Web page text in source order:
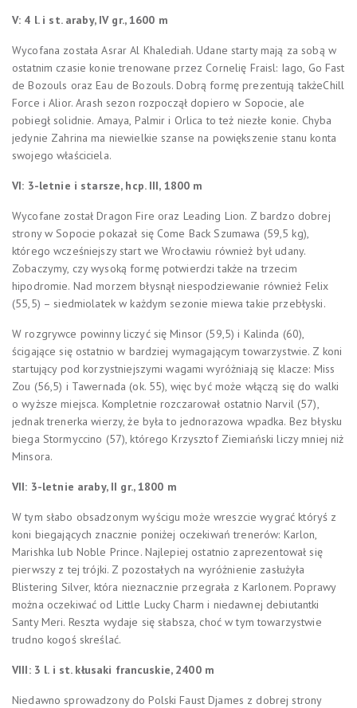
V: 4 l. i st. araby, IV gr., 1600 m
Wycofana została Asrar Al Khalediah. Udane starty mają za sobą w
ostatnim czasie konie trenowane przez Cornelię Fraisl: Iago, Go Fast
de Bozouls oraz Eau de Bozouls. Dobrą formę prezentują takżeChill
Force i Alior. Arash sezon rozpoczął dopiero w Sopocie, ale
pobiegł solidnie. Amaya, Palmir i Orlica to też niezłe konie. Chyba
jedynie Zahrina ma niewielkie szanse na powiększenie stanu konta
swojego właściciela.
VI: 3-letnie i starsze, hcp. III, 1800 m
Wycofane został Dragon Fire oraz Leading Lion. Z bardzo dobrej
strony w Sopocie pokazał się Come Back Szumawa (59,5 kg),
którego wcześniejszy start we Wrocławiu również był udany.
Zobaczymy, czy wysoką formę potwierdzi także na trzecim
hipodromie. Nad morzem błysnął niespodziewanie również Felix
(55,5) – siedmiolatek w każdym sezonie miewa takie przebłyski.
W rozgrywce powinny liczyć się Minsor (59,5) i Kalinda (60),
ścigające się ostatnio w bardziej wymagającym towarzystwie. Z koni
startujący pod korzystniejszymi wagami wyróżniają się klacze: Miss
Zou (56,5) i Tawernada (ok. 55), więc być może włączą się do walki
o wyższe miejsca. Kompletnie rozczarował ostatnio Narvil (57),
jednak trenerka wierzy, że była to jednorazowa wpadka. Bez błysku
biega Stormyccino (57), którego Krzysztof Ziemiański liczy mniej niż
Minsora.
VII: 3-letnie araby, II gr., 1800 m
W tym słabo obsadzonym wyścigu może wreszcie wygrać któryś z
koni biegających znacznie poniżej oczekiwań trenerów: Karlon,
Marishka lub Noble Prince. Najlepiej ostatnio zaprezentował się
pierwszy z tej trójki. Z pozostałych na wyróżnienie zasłużyła
Blistering Silver, która nieznacznie przegrała z Karlonem. Poprawy
można oczekiwać od Little Lucky Charm i niedawnej debiutantki
Santy Meri. Reszta wydaje się słabsza, choć w tym towarzystwie
trudno kogoś skreślać.
VIII: 3 l. i st. kłusaki francuskie, 2400 m
Niedawno sprowadzony do Polski Faust Djames z dobrej strony